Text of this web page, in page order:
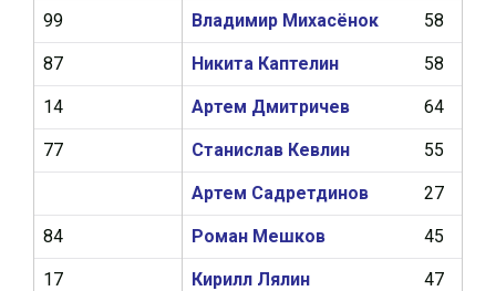
Владимир Михасёнок 58
Никита Каптелин 58
Артем Дмитричев 64
Станислав Кевлин 55
Артем Садретдинов 27
Роман Мешков 45
Кирилл Лялин 47
99
87
14
77
84
17